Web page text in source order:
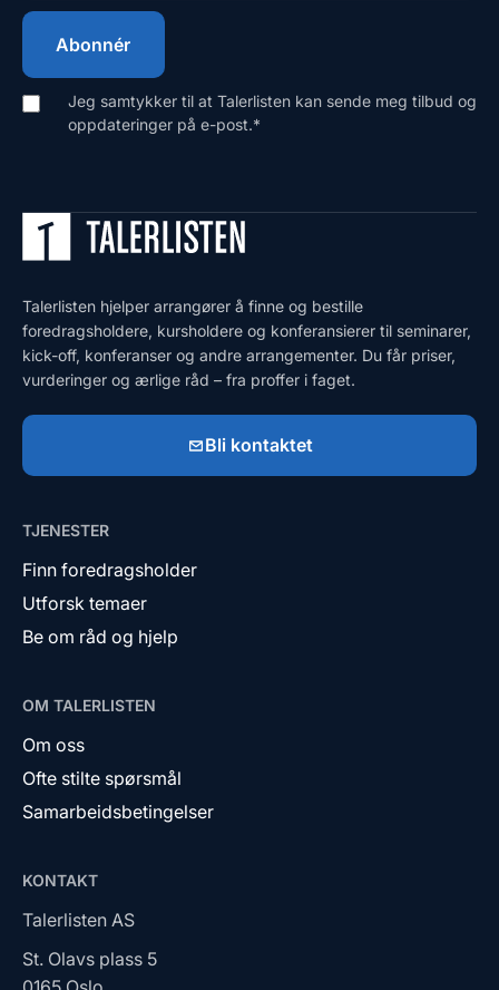
Jeg samtykker til at Talerlisten kan sende meg tilbud og
oppdateringer på e-post.*
Talerlisten hjelper arrangører å finne og bestille
foredragsholdere, kursholdere og konferansierer til seminarer,
kick-off, konferanser og andre arrangementer. Du får priser,
vurderinger og ærlige råd – fra proffer i faget.
Bli kontaktet
TJENESTER
Finn foredragsholder
Utforsk temaer
Be om råd og hjelp
OM TALERLISTEN
Om oss
Ofte stilte spørsmål
Samarbeidsbetingelser
KONTAKT
Talerlisten AS
St. Olavs plass 5